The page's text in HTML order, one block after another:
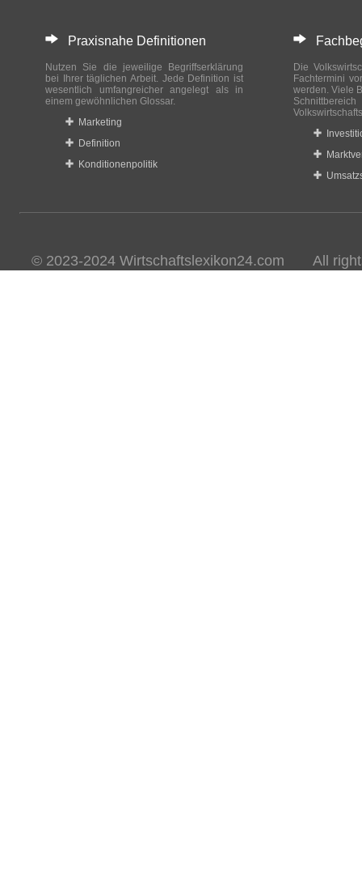
Praxisnahe Definitionen
Nutzen Sie die jeweilige Begriffserklärung
bei Ihrer täglichen Arbeit. Jede Definition ist
wesentlich umfangreicher angelegt als in
einem gewöhnlichen Glossar.
Marketing
Definition
Konditionenpolitik
Die
Fachtermini
werden. Viele
© 2023-2024 Wirtschaftslexikon24.com All